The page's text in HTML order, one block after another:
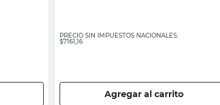
PRECIO SIN IMPUESTOS NACIONALES:
$7161,16
Agregar al carrito